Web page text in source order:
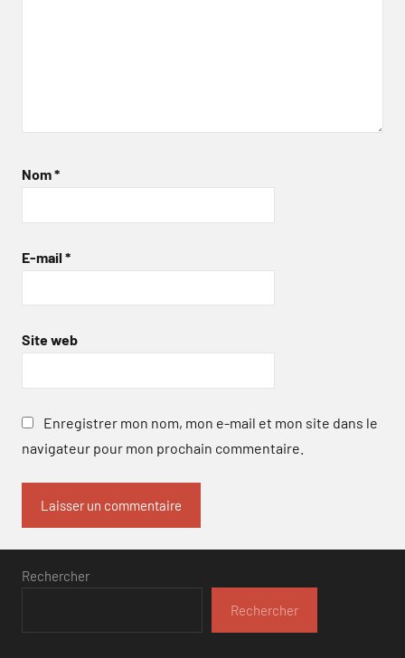
Nom*
E-mail *
Site web
Enregistrer mon nom, mon e-mail et mon site dans le
navigateur pour mon prochain commentaire.
Rechercher
Rechercher